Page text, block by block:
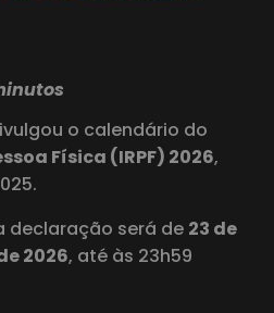
o calendário do
Física (IRPF) 2026,
declaração será de 23 de
2026, até às 23h59